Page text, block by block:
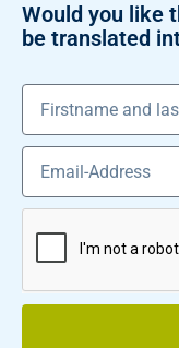
Would you like
be translated